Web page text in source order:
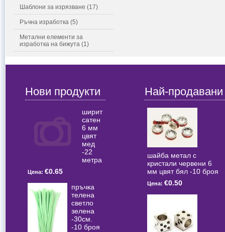
Шаблони за изрязване (17)
Ръчна изработка (5)
Метални елементи за
изработка на бижута (1)
Нови продукти
ширит
сатен
6 мм
цвят
мед
-22
метра
Цена: €0.65
пръчка
телена
светлo
зелена
-30см.
-10 броя
Най-продавани
шайба метал с
кристали червени 6
мм цвят бял -10 броя
Цена: €0.50